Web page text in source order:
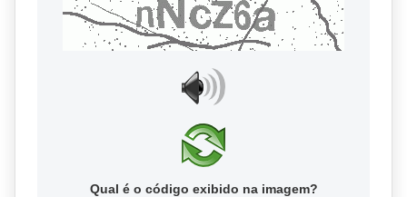
Qual é o código exibido na imagem?